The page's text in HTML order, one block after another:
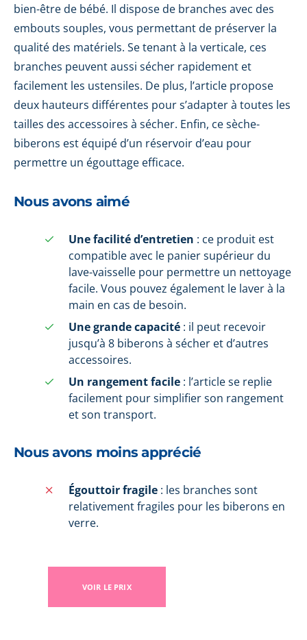
bien-être de bébé. Il dispose de branches avec des
embouts souples, vous permettant de préserver la
qualité des matériels. Se tenant à la verticale, ces
branches peuvent aussi sécher rapidement et
facilement les ustensiles. De plus, l’article propose
deux hauteurs différentes pour s’adapter à toutes les
tailles des accessoires à sécher. Enfin, ce sèche-
biberons est équipé d’un réservoir d’eau pour
permettre un égouttage efficace.
Nous avons aimé
Une facilité d’entretien : ce produit est
compatible avec le panier supérieur du
lave-vaisselle pour permettre un nettoyage
facile. Vous pouvez également le laver à la
main en cas de besoin.
Une grande capacité : il peut recevoir
jusqu’à 8 biberons à sécher et d’autres
accessoires.
Un rangement facile : l’article se replie
facilement pour simplifier son rangement
et son transport.
Nous avons moins apprécié
Égouttoir fragile : les branches sont
relativement fragiles pour les biberons en
verre.
VOIR LE PRIX